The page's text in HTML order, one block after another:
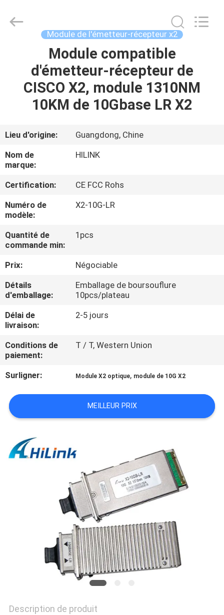
MAISON
À
PROPOS
DE
NOUS
VISITE
DE
L'USINE
CONTRÔLE
DE
QUALITÉ
NOUS
CONTACTER
LES
DEMANDEZ
UN DEVIS
HiLink
Technology
Module de l'émetteur-récepteur x2
Module compatible
d'émetteur-récepteur de
CISCO X2, module 1310NM
10KM de 10Gbase LR X2
Lieu d'origine:
Guangdong, Chine
Nom de
marque:
HILINK
Certification:
CE FCC Rohs
Numéro de
modèle:
X2-10G-LR
Quantité de
commande min:
1pcs
Prix:
Négociable
Détails
d'emballage:
Emballage de boursouflure
10pcs/plateau
Délai de
livraison:
2-5 jours
Conditions de
paiement:
T / T, Western Union
Surligner: Module X2 optique, module de 10G X2
MEILLEUR PRIX
Description de produit